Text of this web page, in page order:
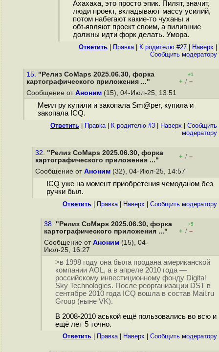
Ахахаха, это просто эпик. Пилят, значит,
люди проект, вкладывают массу усилий,
потом набегают какие-то чуханы и
объявляют проект своим, а пилившие
должны идти форк делать. Умора.
Ответить Правка| К родителю #27 Наверх
Cообщить модератору
15. "Релиз CoMaps 2025.06.30, форка
картографического приложения ..."
+1
+ / –
Сообщение от Аноним (15), 04-Июл-25, 13:51
Меил ру купили и закопала Sm@per, купила и
закопала ICQ.
Ответить Правка| К родителю #3 Наверх
Cообщить
модератору
32. "Релиз CoMaps 2025.06.30, форка
картографического приложения ..."
+ / –
Сообщение от Аноним (32), 04-Июл-25, 14:57
ICQ уже на момент приобретения чемоданом без
ручки был.
Ответить Правка| Наверх Cообщить модератору
38. "Релиз CoMaps 2025.06.30, форка
картографического приложения ..."
+5
+ / –
Сообщение от Аноним (15), 04-
Июл-25, 16:27
>в 1998 году она была продана американской
компании AOL, а в апреле 2010 года —
российскому инвестиционному фонду Digital
Sky Technologies. После реорганизации DST в
сентябре 2010 года ICQ вошла в состав Mail.ru
Group (ныне VK).
В 2008-2010 аськой ещё пользовались во всю и
ещё лет 5 точно.
Ответить Правка| Наверх Cообщить модератору